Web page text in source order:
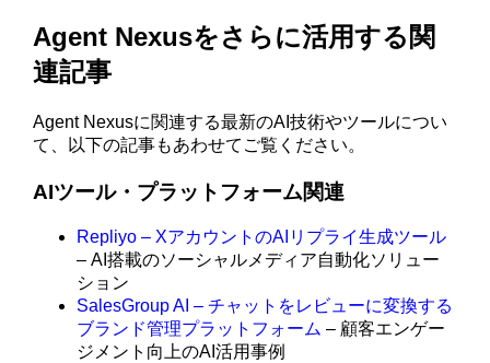
Agent Nexusをさらに活用する関
連記事
Agent Nexusに関連する最新のAI技術やツールについ
て、以下の記事もあわせてご覧ください。
AIツール・プラットフォーム関連
Repliyo – XアカウントのAIリプライ生成ツール
– AI搭載のソーシャルメディア自動化ソリュー
ション
SalesGroup AI – チャットをレビューに変換する
ブランド管理プラットフォーム – 顧客エンゲー
ジメント向上のAI活用事例